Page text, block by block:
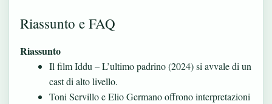
Riassunto e FAQ
Riassunto
Il film Iddu – L’ultimo padrino (2024) si avvale di un
cast di alto livello.
Toni Servillo e Elio Germano offrono interpretazioni